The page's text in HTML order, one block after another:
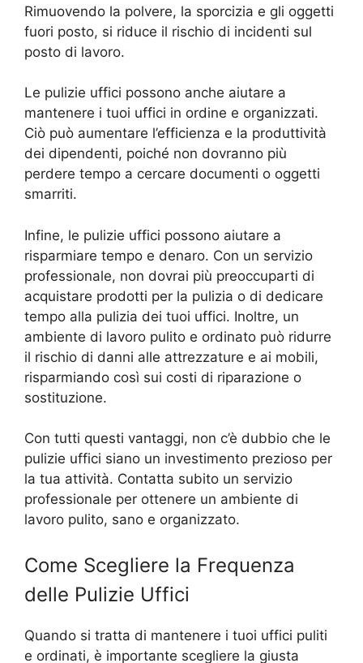
Rimuovendo la polvere, la sporcizia e gli oggetti
fuori posto, si riduce il rischio di incidenti sul
posto di lavoro.
Le pulizie uffici possono anche aiutare a
mantenere i tuoi uffici in ordine e organizzati.
Ciò può aumentare l’efficienza e la produttività
dei dipendenti, poiché non dovranno più
perdere tempo a cercare documenti o oggetti
smarriti.
Infine, le pulizie uffici possono aiutare a
risparmiare tempo e denaro. Con un servizio
professionale, non dovrai più preoccuparti di
acquistare prodotti per la pulizia o di dedicare
tempo alla pulizia dei tuoi uffici. Inoltre, un
ambiente di lavoro pulito e ordinato può ridurre
il rischio di danni alle attrezzature e ai mobili,
risparmiando così sui costi di riparazione o
sostituzione.
Con tutti questi vantaggi, non c’è dubbio che le
pulizie uffici siano un investimento prezioso per
la tua attività. Contatta subito un servizio
professionale per ottenere un ambiente di
lavoro pulito, sano e organizzato.
Come Scegliere la Frequenza
delle Pulizie Uffici
Quando si tratta di mantenere i tuoi uffici puliti
e ordinati, è importante scegliere la giusta